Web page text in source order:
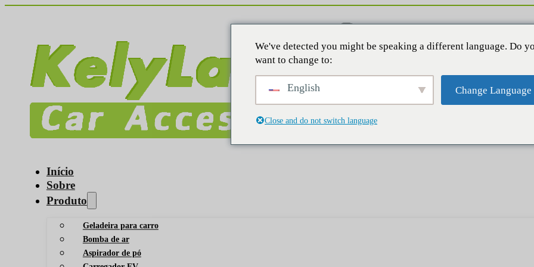
Início
Sobre
Produto
Geladeira para carro
Bomba de ar
Aspirador de pó
We've detected you might be speaking a different language. Do
want to change to:
English Change Language
Close and do not switch language